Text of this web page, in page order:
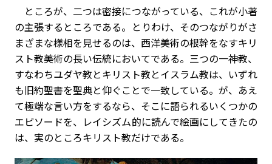
ところが、二つは密接につながっている、これが小著
の主張するところである。とりわけ、そのつながりがさ
まざまな様相を見せるのは、西洋美術の根幹をなすキリ
スト教美術の長い伝統においてである。三つの一神教、
すなわちユダヤ教とキリスト教とイスラム教は、いずれ
も旧約聖書を聖典と仰ぐことで一致している。が、あえ
て極端な言い方をするなら、そこに語られるいくつかの
エピソードを、レイシズム的に読んで絵画にしてきたの
は、実のところキリスト教だけである。